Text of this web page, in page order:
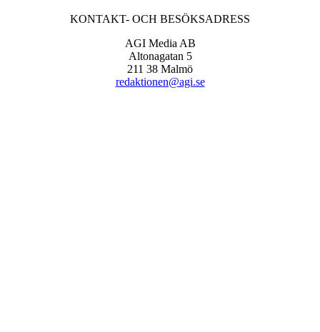
KONTAKT- OCH BESÖKSADRESS
AGI Media AB
Altonagatan 5
211 38 Malmö
redaktionen@agi.se